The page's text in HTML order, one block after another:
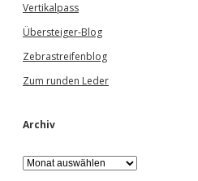
Vertikalpass
Übersteiger-Blog
Zebrastreifenblog
Zum runden Leder
Archiv
A
r